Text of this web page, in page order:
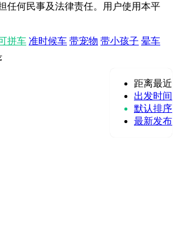
任何民事及法律责任。用户使用本平
拼车 准时候车 带宠物 带小孩子 晕车
距离最近
出发时间
默认排序
最新发布